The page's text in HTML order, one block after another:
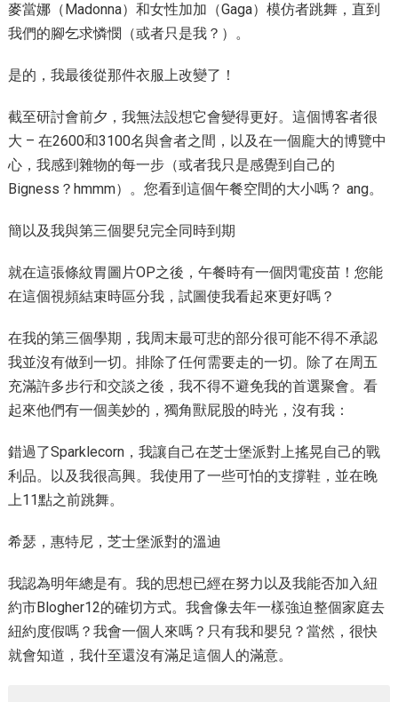
麥當娜（Madonna）和女性加加（Gaga）模仿者跳舞，直到
我們的腳乞求憐憫（或者只是我？）。
是的，我最後從那件衣服上改變了！
截至研討會前夕，我無法設想它會變得更好。這個博客者很
大 – 在2600和3100名與會者之間，以及在一個龐大的博覽中
心，我感到雜物的每一步（或者我只是感覺到自己的
Bigness？hmmm）。您看到這個午餐空間的大小嗎？ ang。
簡以及我與第三個嬰兒完全同時到期
就在這張條紋胃圖片OP之後，午餐時有一個閃電疫苗！您能
在這個視頻結束時區分我，試圖使我看起來更好嗎？
在我的第三個學期，我周末最可悲的部分很可能不得不承認
我並沒有做到一切。排除了任何需要走的一切。除了在周五
充滿許多步行和交談之後，我不得不避免我的首選聚會。看
起來他們有一個美妙的，獨角獸屁股的時光，沒有我：
錯過了Sparklecorn，我讓自己在芝士堡派對上搖晃自己的戰
利品。以及我很高興。我使用了一些可怕的支撐鞋，並在晚
上11點之前跳舞。
希瑟，惠特尼，芝士堡派對的溫迪
我認為明年總是有。我的思想已經在努力以及我能否加入紐
約市Blogher12的確切方式。我會像去年一樣強迫整個家庭去
紐約度假嗎？我會一個人來嗎？只有我和嬰兒？當然，很快
就會知道，我什至還沒有滿足這個人的滿意。